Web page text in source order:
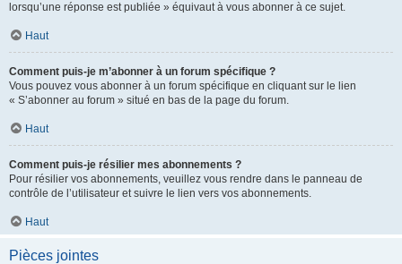
lorsqu’une réponse est publiée » équivaut à vous abonner à ce sujet.
Haut
Comment puis-je m’abonner à un forum spécifique ?
Vous pouvez vous abonner à un forum spécifique en cliquant sur le lien
« S’abonner au forum » situé en bas de la page du forum.
Haut
Comment puis-je résilier mes abonnements ?
Pour résilier vos abonnements, veuillez vous rendre dans le panneau de
contrôle de l’utilisateur et suivre le lien vers vos abonnements.
Haut
Pièces jointes